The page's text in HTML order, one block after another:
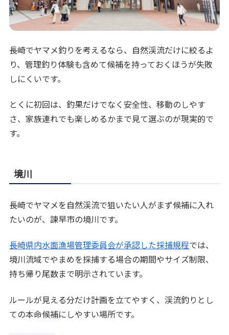
長崎でヤマメ釣りを考えるなら、自然渓流だけに絞るよ
り、管理釣り体験も含めて候補を持っておくほうが失敗
しにくいです。
とくに初回は、釣果だけでなく安全性、移動のしやす
さ、家族連れでも楽しめるかまで見て選ぶのが現実的で
す。
境川
長崎でヤマメを自然渓流で狙いたい人がまず候補に入れ
たいのが、諫早市の境川です。
長崎県内水面漁場管理委員会が承認した採捕規程では、
境川流域でやまめを採捕する場合の期間やサイズ制限、
持ち帰り尾数まで明示されています。
ルールが見える分だけ計画を立てやすく、渓流釣りとし
ての本命候補にしやすい場所です。